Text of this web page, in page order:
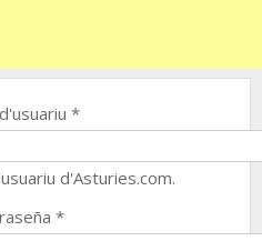
*
d'Asturies.com.
*